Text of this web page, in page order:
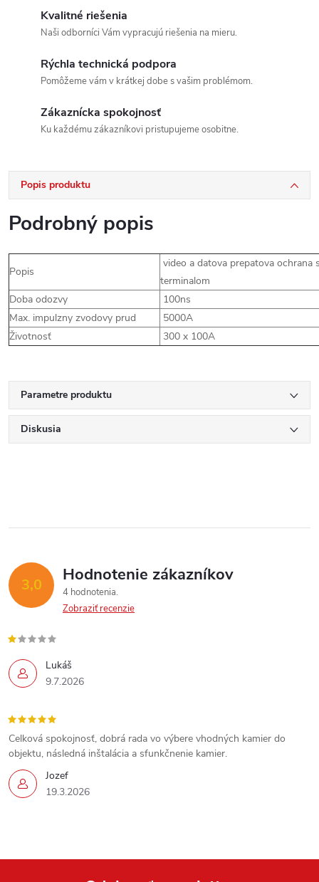
Kvalitné riešenia
Naši odborníci Vám vypracujú riešenia na mieru.
Rýchla technická podpora
Pomôžeme vám v krátkej dobe s vašim problémom.
Zákaznícka spokojnosť
Ku každému zákazníkovi pristupujeme osobitne.
Popis produktu
Podrobný popis
Popis
video a datova prepatova ochrana
terminalom
Doba odozvy
100ns
Max. impulzny zvodovy prud
5000A
Životnosť
300 x 100A
Parametre produktu
Diskusia
3,0 Hodnotenie zákazníkov
4 hodnotenia
Zobraziť recenzie
Lukáš
9.7.2026
Jozef
19.3.2026
Celková spokojnosť, dobrá rada vo výbere vhodných kamier do
objektu, následná inštalácia a sfunkčnenie kamier.